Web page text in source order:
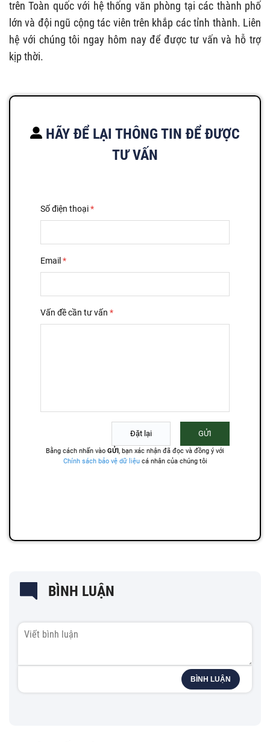
trên Toàn quốc với hệ thống văn phòng tại các thành phố
lớn và đội ngũ cộng tác viên trên khắp các tỉnh thành. Liên
hệ với chúng tôi ngay hôm nay để được tư vấn và hỗ trợ
kịp thời.
HÃY ĐỂ LẠI THÔNG TIN ĐỂ ĐƯỢC
TƯ VẤN
BÌNH LUẬN
BÌNH LUẬN